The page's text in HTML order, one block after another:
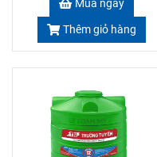
Mua ngay
Thêm giỏ hàng